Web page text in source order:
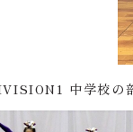
中学校